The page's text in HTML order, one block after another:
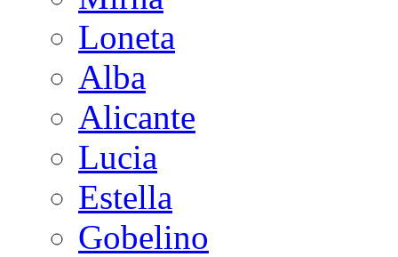
Loneta
Alba
Alicante
Lucia
Estella
Gobelino